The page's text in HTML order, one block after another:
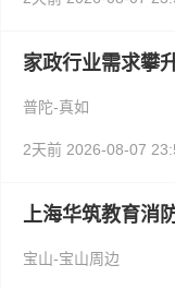
家政行业需求攀
普陀-真如
2天前 2026-08-07
上海华筑教育消
宝山-宝山周边